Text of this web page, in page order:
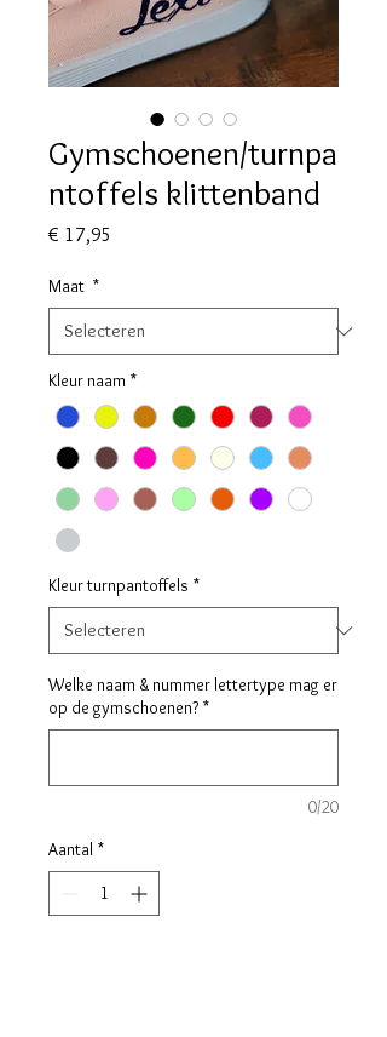
Gymschoenen/turnpa
ntoffels klittenband
€ 17,95
Maat *
Kleur naam *
Kleur turnpantoffels *
Welke naam & nummer lettertype mag er
op de gymschoenen? *
0/20
Aantal *